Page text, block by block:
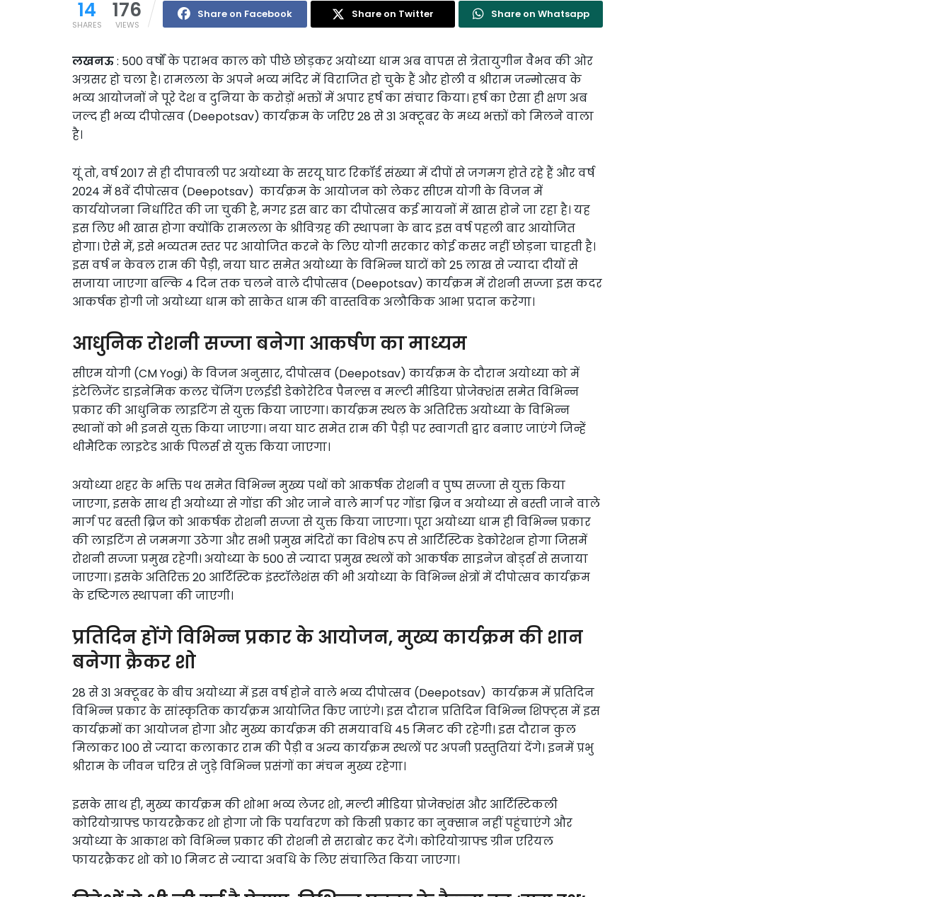
14
SHARES
176
VIEWS
Share on Facebook Share on Twitter Share on Whatsapp
लखनऊ: 500 वर्षों के पराभव काल को पीछे छोड़कर अयोध्या धाम अब वापस से त्रेतायुगीन वैभव की ओर
अग्रसर हो चला है। रामलला के अपने भव्य मंदिर में विराजित हो चुके हैं और होली व श्रीराम जन्मोत्सव के
भव्य आयोजनों ने पूरे देश व दुनिया के करोड़ों भक्तों में अपार हर्ष का संचार किया। हर्ष का ऐसा ही क्षण अब
जल्द ही भव्य दीपोत्सव (Deepotsav) कार्यक्रम के जरिए 28 से 31 अक्टूबर के मध्य भक्तों को मिलने वाला
है।
यूं तो, वर्ष 2017 से ही दीपावली पर अयोध्या के सरयू घाट रिकॉर्ड संख्या में दीपों से जगमग होते रहे हैं और वर्ष
2024 में 8वें दीपोत्सव (Deepotsav) कार्यक्रम के आयोजन को लेकर सीएम योगी के विजन में
कार्ययोजना निर्धारित की जा चुकी है, मगर इस बार का दीपोत्सव कई मायनों में खास होने जा रहा है। यह
इस लिए भी खास होगा क्योंकि रामलला के श्रीविग्रह की स्थापना के बाद इस वर्ष पहली बार आयोजित
होगा। ऐसे में, इसे भव्यतम स्तर पर आयोजित करने के लिए योगी सरकार कोई कसर नहीं छोड़ना चाहती है।
इस वर्ष न केवल राम की पैड़ी, नया घाट समेत अयोध्या के विभिन्न घाटों को 25 लाख से ज्यादा दीयों से
सजाया जाएगा बल्कि 4 दिन तक चलने वाले दीपोत्सव (Deepotsav) कार्यक्रम में रोशनी सज्जा इस कदर
आकर्षक होगी जो अयोध्या धाम को साकेत धाम की वास्तविक अलौकिक आभा प्रदान करेगा।
आधुनिक रोशनी सज्जा बनेगा आकर्षण का माध्यम
सीएम योगी (CM Yogi) के विजन अनुसार, दीपोत्सव (Deepotsav) कार्यक्रम के दौरान अयोध्या को में
इंटेलिजेंट डाइनेमिक कलर चेंजिंग एलईडी डेकोरेटिव पैनल्स व मल्टी मीडिया प्रोजेक्शंस समेत विभिन्न
प्रकार की आधुनिक लाइटिंग से युक्त किया जाएगा। कार्यक्रम स्थल के अतिरिक्त अयोध्या के विभिन्न
स्थानों को भी इनसे युक्त किया जाएगा। नया घाट समेत राम की पैड़ी पर स्वागती द्वार बनाए जाएंगे जिन्हें
थीमैटिक लाइटेड आर्क पिलर्स से युक्त किया जाएगा।
अयोध्या शहर के भक्ति पथ समेत विभिन्न मुख्य पथों को आकर्षक रोशनी व पुष्प सज्जा से युक्त किया
जाएगा, इसके साथ ही अयोध्या से गोंडा की ओर जाने वाले मार्ग पर गोंडा ब्रिज व अयोध्या से बस्ती जाने वाले
मार्ग पर बस्ती ब्रिज को आकर्षक रोशनी सज्जा से युक्त किया जाएगा। पूरा अयोध्या धाम ही विभिन्न प्रकार
की लाइटिंग से जममगा उठेगा और सभी प्रमुख मंदिरों का विशेष रूप से आर्टिस्टिक डेकोरेशन होगा जिसमें
रोशनी सज्जा प्रमुख रहेगी। अयोध्या के 500 से ज्यादा प्रमुख स्थलों को आकर्षक साइनेज बोर्ड्स से सजाया
जाएगा। इसके अतिरिक्त 20 आर्टिस्टिक इंस्टॉलेशंस की भी अयोध्या के विभिन्न क्षेत्रों में दीपोत्सव कार्यक्रम
के दृष्टिगल स्थापना की जाएगी।
प्रतिदिन होंगे विभिन्न प्रकार के आयोजन, मुख्य कार्यक्रम की शान
बनेगा क्रैकर शो
28 से 31 अक्टूबर के बीच अयोध्या में इस वर्ष होने वाले भव्य दीपोत्सव (Deepotsav) कार्यक्रम में प्रतिदिन
विभिन्न प्रकार के सांस्कृतिक कार्यक्रम आयोजित किए जाएंगे। इस दौरान प्रतिदिन विभिन्न शिफ्ट्स में इस
कार्यक्रमों का आयोजन होगा और मुख्य कार्यक्रम की समयावधि 45 मिनट की रहेगी। इस दौरान कुल
मिलाकर 100 से ज्यादा कलाकार राम की पैड़ी व अन्य कार्यक्रम स्थलों पर अपनी प्रस्तुतियां देंगे। इनमें प्रभु
श्रीराम के जीवन चरित्र से जुड़े विभिन्न प्रसंगों का मंचन मुख्य रहेगा।
इसके साथ ही, मुख्य कार्यक्रम की शोभा भव्य लेजर शो, मल्टी मीडिया प्रोजेक्शंस और आर्टिस्टिकली
कोरियोग्राफ्ड फायरक्रैकर शो होगा जो कि पर्यावरण को किसी प्रकार का नुक्सान नहीं पहुंचाएंगे और
अयोध्या के आकाश को विभिन्न प्रकार की रोशनी से सराबोर कर देंगे। कोरियोग्राफ्ड ग्रीन एरियल
फायरक्रैकर शो को 10 मिनट से ज्यादा अवधि के लिए संचालित किया जाएगा।